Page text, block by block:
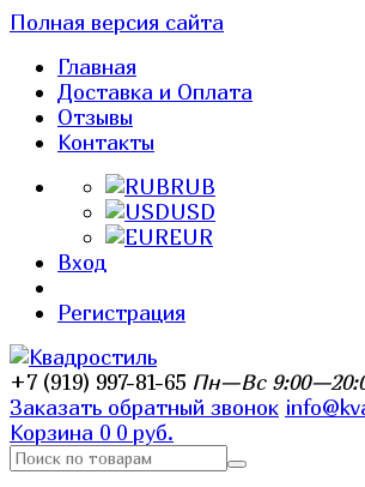
Полная версия сайта
Главная
Доставка и Оплата
Отзывы
Контакты
RUB
USD
EUR
Вход
Регистрация
+7 (919) 997-81-65 Пн—Вс
Заказать обратный звонок
Корзина 0 0 руб.